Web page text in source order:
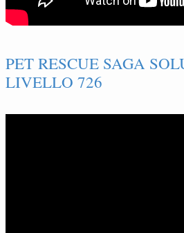
PET RESCUE SAGA
LIVELLO 726